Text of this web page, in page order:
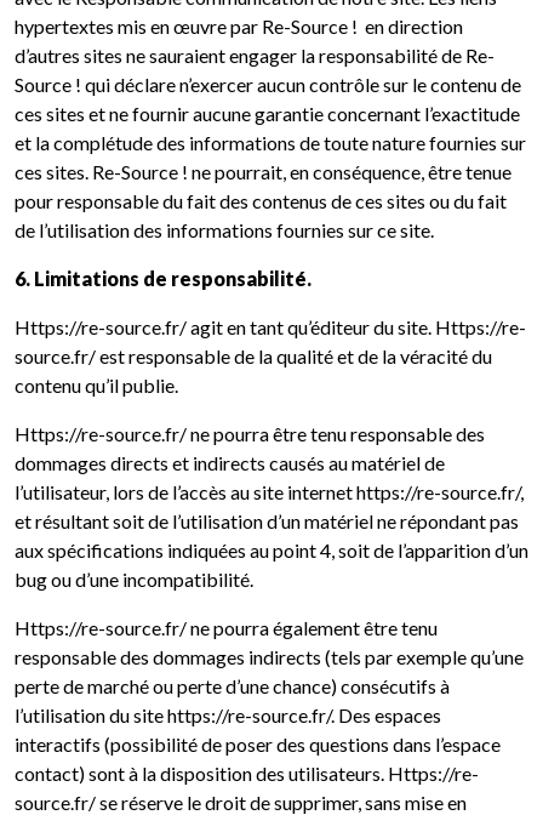
hypertextes mis en œuvre par Re-Source ! en direction
d’autres sites ne sauraient engager la responsabilité de Re-
Source ! qui déclare n’exercer aucun contrôle sur le contenu de
ces sites et ne fournir aucune garantie concernant l’exactitude
et la complétude des informations de toute nature fournies sur
ces sites. Re-Source ! ne pourrait, en conséquence, être tenue
pour responsable du fait des contenus de ces sites ou du fait
de l’utilisation des informations fournies sur ce site.
6. Limitations de responsabilité.
Https://re-source.fr/ agit en tant qu’éditeur du site. Https://re-
source.fr/ est responsable de la qualité et de la véracité du
contenu qu’il publie.
Https://re-source.fr/ ne pourra être tenu responsable des
dommages directs et indirects causés au matériel de
l’utilisateur, lors de l’accès au site internet https://re-source.fr/,
et résultant soit de l’utilisation d’un matériel ne répondant pas
aux spécifications indiquées au point 4, soit de l’apparition d’un
bug ou d’une incompatibilité.
Https://re-source.fr/ ne pourra également être tenu
responsable des dommages indirects (tels par exemple qu’une
perte de marché ou perte d’une chance) consécutifs à
l’utilisation du site https://re-source.fr/. Des espaces
interactifs (possibilité de poser des questions dans l’espace
contact) sont à la disposition des utilisateurs. Https://re-
source.fr/ se réserve le droit de supprimer, sans mise en